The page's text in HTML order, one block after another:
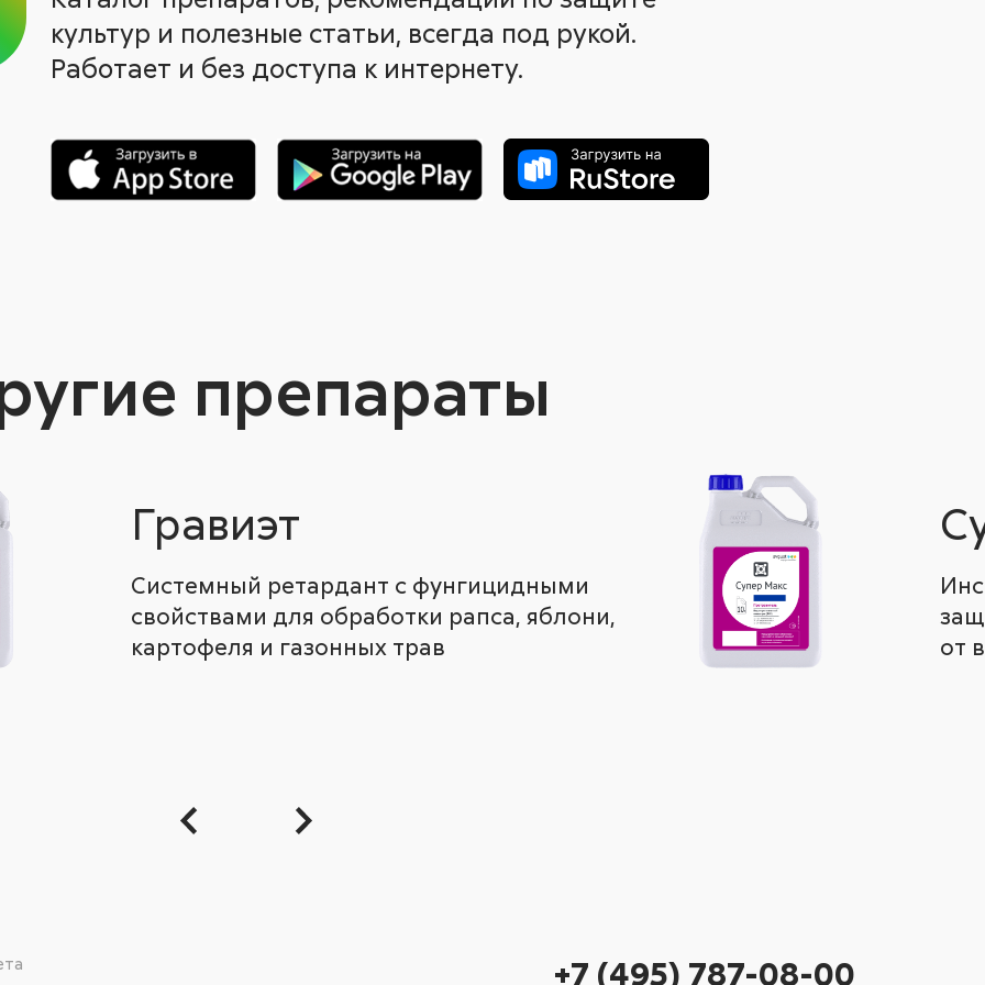
культур и полезные статьи, всегда под рукой.
Работает и без доступа к интернету.
препараты
Гравиэт
Системный ретардант с фунгицидными
свойствами для обработки рапса, яблони,
картофеля и газонных трав
от
+7 (495) 787-08-00